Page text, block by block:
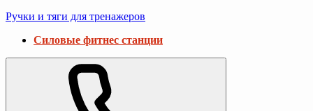
Ручки и тяги для тренажеров
Силовые фитнес станции